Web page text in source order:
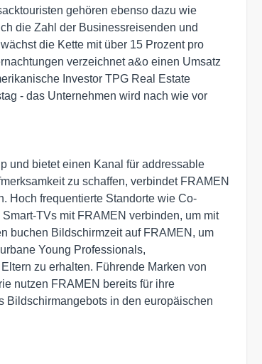
gehören ebenso dazu wie
die Zahl der Businessreisenden und
die Kette mit über 15 Prozent pro
verzeichnet a&o einen Umsatz
Investor TPG Real Estate
- das Unternehmen wird nach wie vor
und bietet einen Kanal für addressable
zu schaffen, verbindet FRAMEN
Hoch frequentierte Standorte wie Co-
TVs mit FRAMEN verbinden, um mit
buchen Bildschirmzeit auf FRAMEN, um
Young Professionals,
zu erhalten. Führende Marken von
nutzen FRAMEN bereits für ihre
Bildschirmangebots in den europäischen